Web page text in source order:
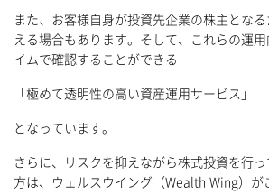
また、お客様自身が投資先企業の株主とな
える場合もあります。そして、これらの運
イムで確認することができる
「極めて透明性の高い資産運用サービス」
となっています。
さらに、リスクを抑えながら株式投資を行
方は、ウェルスウイング（Wealth Wing）が